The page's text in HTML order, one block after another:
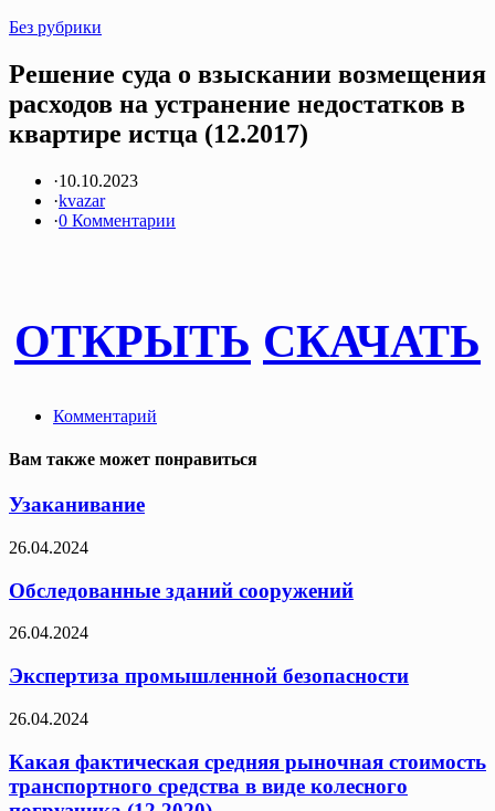
Без рубрики
Решение суда о взыскании возмещения
расходов на устранение недостатков в
квартире истца (12.2017)
·10.10.2023
·kvazar
·0 Комментарии
ОТКРЫТЬ СКАЧАТЬ
Комментарий
Вам также может понравиться
Узаканивание
26.04.2024
Обследованные зданий сооружений
26.04.2024
Экспертиза промышленной безопасности
26.04.2024
Какая фактическая средняя рыночная стоимость
транспортного средства в виде колесного